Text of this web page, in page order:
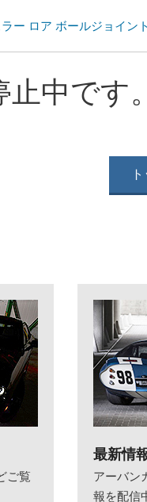
ー ロア ボールジョイン
止中です
ご覧
最新情
アーバン
報を配信